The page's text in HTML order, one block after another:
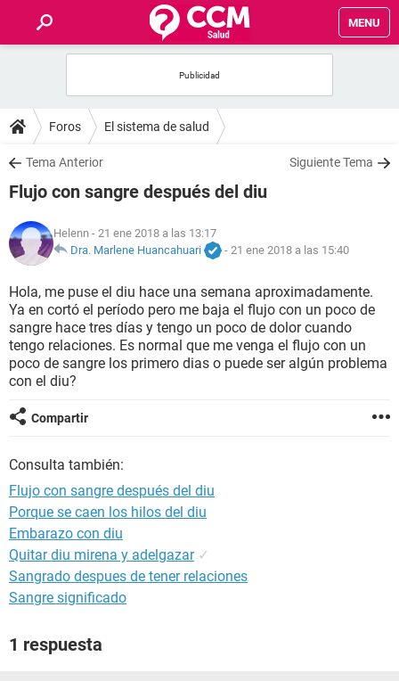
MENU
FOROS
SALUD
FAMILIA
NUTRICIÓN
BIENESTAR
SEXUALIDAD
GLOSARIO
Foros El sistema de salud
Tema Anterior Siguiente Tema
Flujo con sangre después del diu
Helenn - 21 ene 2018 a las 13:17
Dra. Marlene Huancahuari
- 21 ene 2018 a las 15:40
Hola, me puse el diu hace una semana aproximadamente.
Ya en cortó el período pero me baja el flujo con un poco de
sangre hace tres días y tengo un poco de dolor cuando
tengo relaciones. Es normal que me venga el flujo con un
poco de sangre los primero dias o puede ser algún problema
con el diu?
Compartir
Consulta también:
Flujo con sangre después del diu
Porque se caen los hilos del diu
Embarazo con diu
Quitar diu mirena y adelgazar ✓
Sangrado despues de tener relaciones
Sangre significado
1 respuesta